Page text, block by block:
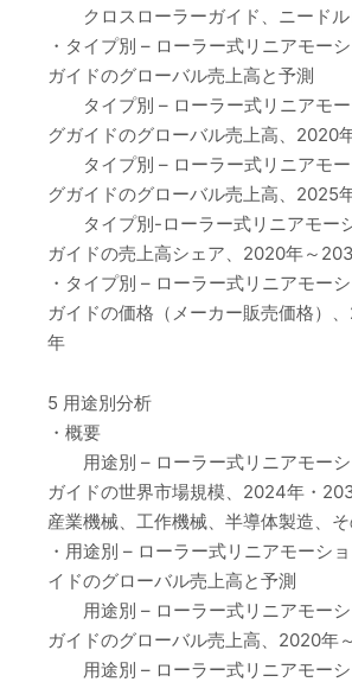
クロスローラーガイド、ニードル
・タイプ別 – ローラー式リニアモー
ガイドのグローバル売上高と予測
タイプ別 – ローラー式リニアモー
グガイドのグローバル売上高、2020
タイプ別 – ローラー式リニアモー
グガイドのグローバル売上高、2025
タイプ別-ローラー式リニアモー
ガイドの売上高シェア、2020年～
・タイプ別 – ローラー式リニアモー
ガイドの価格（メーカー販売価格）
年
5 用途別分析
・概要
用途別 – ローラー式リニアモーシ
ガイドの世界市場規模、2024年・
産業機械、工作機械、半導体製造、
・用途別 – ローラー式リニアモーシ
イドのグローバル売上高と予測
用途別 – ローラー式リニアモーシ
ガイドのグローバル売上高、2020年
用途別 – ローラー式リニアモーシ